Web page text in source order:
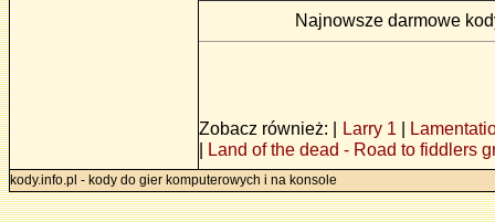
Najnowsze darmowe
Zobacz również: | Larry 1 |
| Land of the dead - Road to fiddlers
kody.info.pl - kody do gier komputerowych i na konsole